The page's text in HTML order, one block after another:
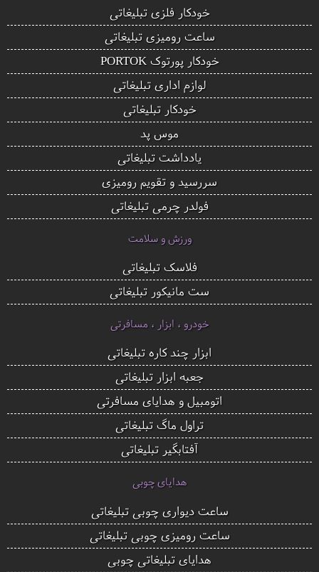
خودکار فلزی تبلیغاتی
ساعت رومیزی تبلیغاتی
خودکار پورتوک PORTOK
لوازم اداری تبلیغاتی
خودکار تبلیغاتی
موس پد
یادداشت تبلیغاتی
سررسید و تقویم رومیزی
فولدر چرمی تبلیغاتی
ورزش و سلامت
فلاسک تبلیغاتی
ست مانیکور تبلیغاتی
خودرو ، ابزار ، مسافرتی
ابزار چند کاره تبلیغاتی
جعبه ابزار تبلیغاتی
اتومبیل و هدایای مسافرتی
تراول ماگ تبلیغاتی
آفتابگیر تبلیغاتی
هدایای چوبی
ساعت دیواری چوبی تبلیغاتی
ساعت رومیزی چوبی تبلیغاتی
هدایای تبلیغاتی چوبی